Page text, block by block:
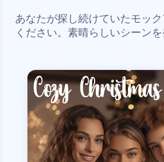
あなたが探し続けていたモッ
ください。素晴らしいシーン